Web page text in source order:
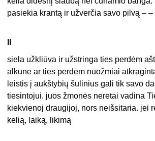
pasiekia krantą ir užverčia savo pilvą – –
siela užkliūva ir užstringa ties perdėm
alkūne ar ties perdėm nuožmiai
leistis į aukštybių šulinius gali tik savo
tiesintojui. juos žmonės neretai vadina
kiekvienoj draugijoj, nors neišsitaria. jei
kelią, laiką, likimą